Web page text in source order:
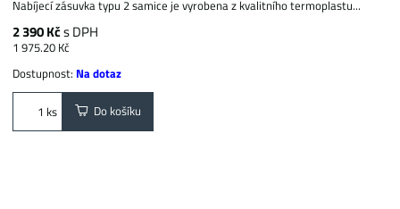
Nabíjecí zásuvka typu 2 samice je vyrobena z kvalitního termoplastu...
2 390 Kčs DPH
1 975.20 Kč
Dostupnost: Na dotaz
ks Do košíku